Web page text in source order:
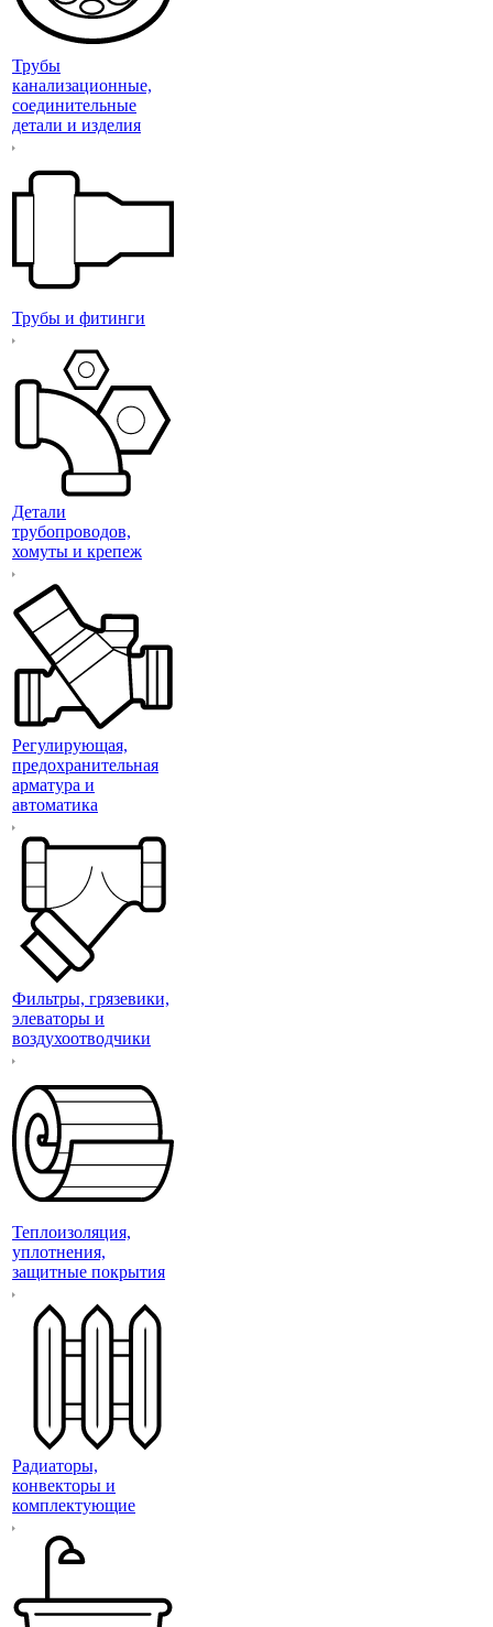
Трубы
канализационные,
соединительные
детали и изделия
Трубы и фитинги
Детали
трубопроводов,
хомуты и крепеж
Регулирующая,
предохранительная
арматура и
автоматика
Фильтры, грязевики,
элеваторы и
воздухоотводчики
Теплоизоляция,
уплотнения,
защитные покрытия
Радиаторы,
конвекторы и
комплектующие